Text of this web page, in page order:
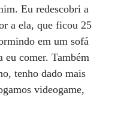
Eu redescobri a
a ela, que ficou 25
em um sofá
eu comer. Também
tenho dado mais
videogame,